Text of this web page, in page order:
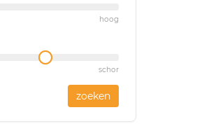
hoog
schor
zoeken